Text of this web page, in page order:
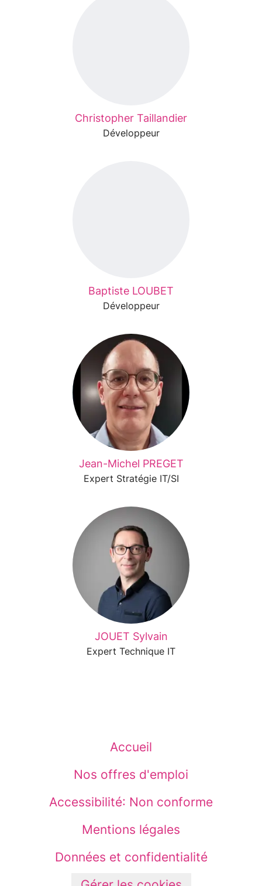
Christopher Taillandier
Développeur
Baptiste LOUBET
Développeur
Jean-Michel PREGET
Expert Stratégie IT/SI
JOUET Sylvain
Expert Technique IT
Accueil
Nos offres d'emploi
Accessibilité: Non conforme
Mentions légales
Données et confidentialité